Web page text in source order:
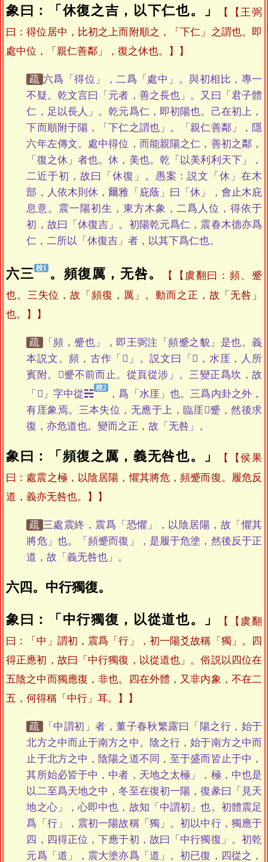
象曰：「休復之吉，以下仁也。」
【王弼
曰：得位居中，比初之上而附順之，「下仁」之謂也。即
處中位，「親仁善鄰」，復之休也。】
疏 六爲「得位」，二爲「處中」。與初相比，專一
不疑。乾文言曰「元者，善之長也」。又曰「君子體
仁，足以長人」。乾元爲仁，即初陽也。己在初上，
下而順附于陽，「下仁之謂也」。「親仁善鄰」，隱
六年左傳文。處中得位，而能親陽之仁，善初之鄰，
「復之休」者也。休，美也。乾「以美利利天下」，
二近于初，故曰「休復」。愚案：説文「休」在木
部，人依木則休，爾雅「庇蔭」曰「休」，會止木庇
息意。震一陽初生，東方木象，二爲人位，得依于
初，故曰「休復吉」。初陽乾元爲仁，震春木德亦爲
仁，二所以「休復吉」者，以其下爲仁也。
六三 。頻復厲，无咎。
【虞翻曰：頻、蹙
也。三失位，故「頻復，厲」。動而之正，故「无咎」
也。】
疏
「頻，蹙也」，即王弼注「頻蹙之貌」是也。義
本説文。頻，古作「𩕘」。説文曰「𩕘，水厓，人所
賓附。𩕘蹙不前而止。從頁從涉」。三變正爲坎，故
「𩕘」字中從☵
，爲「水厓」也。三爲内卦之外，
有厓象焉。三本失位，无應于上，臨厓𩕘蹙，然後求
復，亦危道也。變而之正，故「无咎」。
象曰：「頻復之厲，義无咎也。」
【侯果
曰：處震之極，以陰居陽，懼其將危，頻蹙而復。履危反
道，義亦无咎也。】
疏 三處震終，震爲「恐懼」，以陰居陽，故「懼其
將危」也。「頻蹙而復」，是履于危塗，然後反于正
道，故「義无咎也」。
六四。中行獨復。
象曰：「中行獨復，以從道也。」
【虞翻
曰：「中」謂初，震爲「行」，初一陽爻故稱「獨」。四
得正應初，故曰「中行獨復，以從道也」。俗説以四位在
五陰之中而獨應復，非也。四在外體，又非内象，不在二
五，何得稱「中行」耳。】
疏
「中謂初」者，董子春秋繁露曰「陽之行，始于
北方之中而止于南方之中。陰之行，始于南方之中而
止于北方之中，陰陽之道不同，至于盛而皆止于中，
其所始必皆于中，中者，天地之太極」，極，中也是
以二至爲天地之中，冬至在復初一陽，復彖曰「見天
地之心」，心即中也，故知「中謂初」也。初體震足
爲「行」，震初一陽故稱「獨」。初以中行，獨應于
四，四得正位，下應于初，故曰「中行獨復」。初乾
元爲「道」，震大塗亦爲「道」。初已復，四從之，